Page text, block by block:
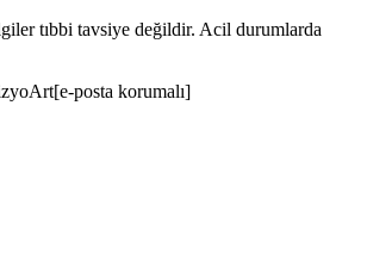
tıbbi tavsiye değildir. Acil durumlarda
[e-posta korumalı]